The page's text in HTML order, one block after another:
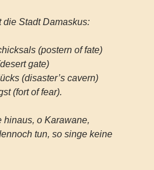
die Stadt Damaskus:
(postern of fate)
gate)
(disaster’s cavern)
(fort of fear).
hinaus, o Karawane,
tun, so singe keine